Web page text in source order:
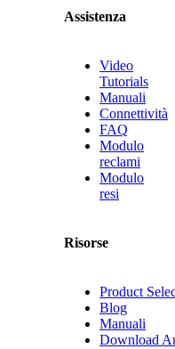
Assistenza
Video
Tutorials
Manuali
Connettività
FAQ
Modulo
reclami
Modulo
resi
Risorse
Product
Blog
Manuali
Download